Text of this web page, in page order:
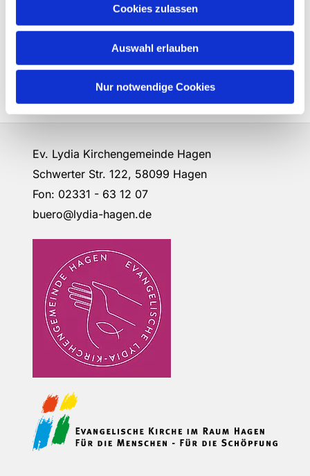
Cookies zulassen
Auswahl erlauben
Nur notwendige Cookies
Ev. Lydia Kirchengemeinde Hagen
Schwerter Str. 122, 58099 Hagen
Fon: 02331 - 63 12 07
buero@lydia-hagen.de